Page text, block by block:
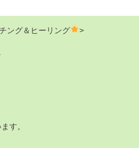
ング＆ヒーリング >
す。